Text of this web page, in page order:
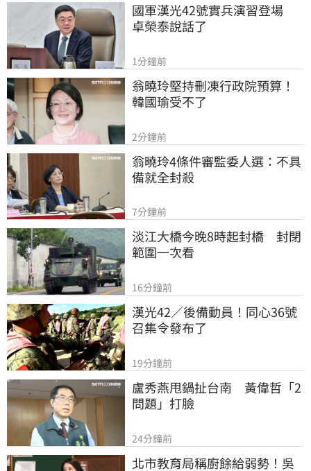
國軍漢光42號實兵演習登場
卓榮泰說話了
1分鐘前
翁曉玲堅持刪凍行政院預算！
韓國瑜受不了
2分鐘前
翁曉玲4條件審監委人選：不具
備就全封殺
7分鐘前
淡江大橋今晚8時起封橋　封閉
範圍一次看
16分鐘前
漢光42／後備動員！同心36號
召集令發布了
19分鐘前
盧秀燕甩鍋扯台南　黃偉哲「2
問題」打臉
24分鐘前
北市教育局稱廚餘給弱勢！吳